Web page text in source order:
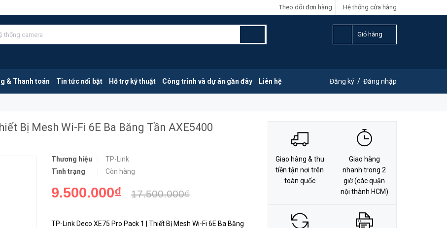
Hệ thống cửa hàng
Theo dõi đơn hàng
Giỏ hàng
& Thanh toán Tin tức nổi bật Hỗ trợ kỹ thuật Công trình và dự án gần đây Liên hệ Đăng ký / Đăng nhập
Bị Mesh Wi-Fi 6E Ba Băng Tần AXE5400
Thương hiệu
TP-Link
Tình trạng
Còn hàng
9.500.000₫ 17.500.000₫
TP-Link Deco XE75 Pro Pack 1 | Thiết Bị Mesh Wi-Fi 6E Ba Băng
MUA NGAY LIÊN HỆ ĐẶT HÀNG
Giao hàng & thu
tiền tận nơi trên
toàn quốc
Giao hàng
nhanh trong 2
giờ (các quận
nội thành HCM)